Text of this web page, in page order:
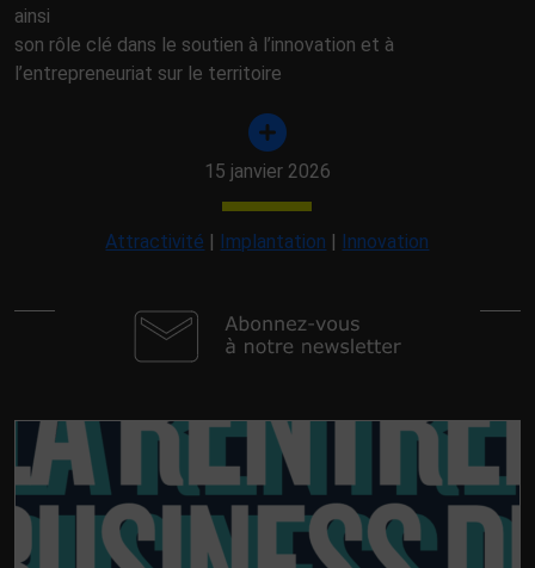
ainsi
son rôle clé dans le soutien à l’innovation et à
l’entrepreneuriat sur le territoire
15 janvier 2026
Attractivité | Implantation | Innovation